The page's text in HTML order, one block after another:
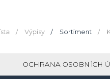
Výpisy Sortiment
OCHRANA OSOBNÍCH